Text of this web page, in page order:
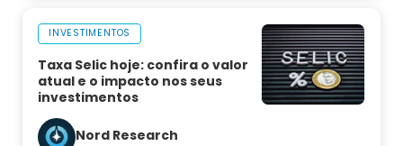
INVESTIMENTOS
Taxa Selic hoje: confira o valor
atual e o impacto nos seus
investimentos
Nord Research